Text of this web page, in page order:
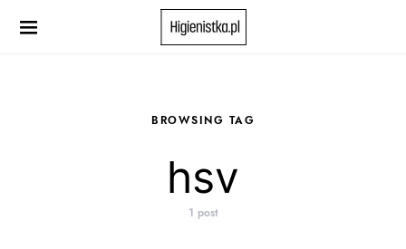
Search for:
BROWSING TAG
hsv
1 post